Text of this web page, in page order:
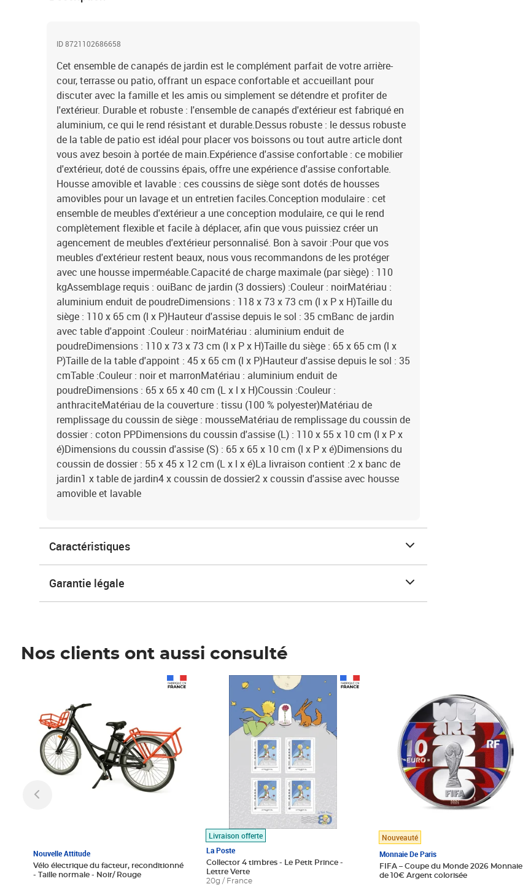
ID 8721102686658
Cet ensemble de canapés de jardin est le complément parfait de votre arrière-
cour, terrasse ou patio, offrant un espace confortable et accueillant pour
discuter avec la famille et les amis ou simplement se détendre et profiter de
l'extérieur. Durable et robuste : l'ensemble de canapés d'extérieur est fabriqué en
aluminium, ce qui le rend résistant et durable.Dessus robuste : le dessus robuste
de la table de patio est idéal pour placer vos boissons ou tout autre article dont
vous avez besoin à portée de main.Expérience d'assise confortable : ce mobilier
d'extérieur, doté de coussins épais, offre une expérience d'assise confortable.
Housse amovible et lavable : ces coussins de siège sont dotés de housses
amovibles pour un lavage et un entretien faciles.Conception modulaire : cet
ensemble de meubles d'extérieur a une conception modulaire, ce qui le rend
complètement flexible et facile à déplacer, afin que vous puissiez créer un
agencement de meubles d'extérieur personnalisé. Bon à savoir :Pour que vos
meubles d'extérieur restent beaux, nous vous recommandons de les protéger
avec une housse imperméable.Capacité de charge maximale (par siège) : 110
kgAssemblage requis : ouiBanc de jardin (3 dossiers) :Couleur : noirMatériau :
aluminium enduit de poudreDimensions : 118 x 73 x 73 cm (l x P x H)Taille du
siège : 110 x 65 cm (l x P)Hauteur d'assise depuis le sol : 35 cmBanc de jardin
avec table d'appoint :Couleur : noirMatériau : aluminium enduit de
poudreDimensions : 110 x 73 x 73 cm (l x P x H)Taille du siège : 65 x 65 cm (l x
P)Taille de la table d'appoint : 45 x 65 cm (l x P)Hauteur d'assise depuis le sol : 35
cmTable :Couleur : noir et marronMatériau : aluminium enduit de
poudreDimensions : 65 x 65 x 40 cm (L x l x H)Coussin :Couleur :
anthraciteMatériau de la couverture : tissu (100 % polyester)Matériau de
remplissage du coussin de siège : mousseMatériau de remplissage du coussin de
dossier : coton PPDimensions du coussin d'assise (L) : 110 x 55 x 10 cm (l x P x
é)Dimensions du coussin d'assise (S) : 65 x 65 x 10 cm (l x P x é)Dimensions du
coussin de dossier : 55 x 45 x 12 cm (L x l x é)La livraison contient :2 x banc de
jardin1 x table de jardin4 x coussin de dossier2 x coussin d'assise avec housse
amovible et lavable
Caractéristiques
Garantie légale
Nos clients ont aussi consulté
Nouvelle Attitude
Vélo électrique du facteur, reconditionné
- Taille normale - Noir/ Rouge
Livraison offerte
La Poste
Collector 4 timbres - Le Petit Prince -
Lettre Verte
20g / France
Prix 7,50€
Nouveauté
Monnaie De Paris
FIFA – Coupe du Monde 2026 Monnaie
de 10€ Argent colorisée